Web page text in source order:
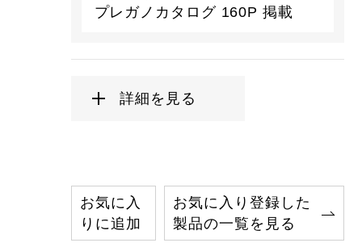
プレガノカタログ 160P 掲載
詳細を見る
お気に入
りに追加
お気に入り登録した
製品の一覧を見る